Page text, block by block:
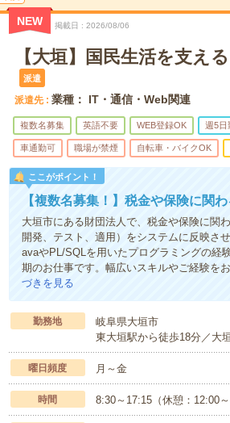
NEW 掲載日 2026/08/06
【大垣】国民生活を支え
派遣
派遣先 業種： IT・通信・Web関連
複数名募集 英語不要 WEB登録OK 週5日
車通勤可 職場が禁煙 自転車・バイクOK
ここがポイント！
【複数名募集！】税金や保険に関
大垣市にある財団法人で、税金や保険に関
開発、テスト、適用）をシステムに反映さ
avaやPL/SQLを用いたプログラミングの経
期のお仕事です。幅広いスキルやご経験を
づきを見る
勤務地
岐阜県大垣市
東大垣駅から徒歩18分／大
曜日頻度 月～金
時間 8:30～17:15（休憩：12:00